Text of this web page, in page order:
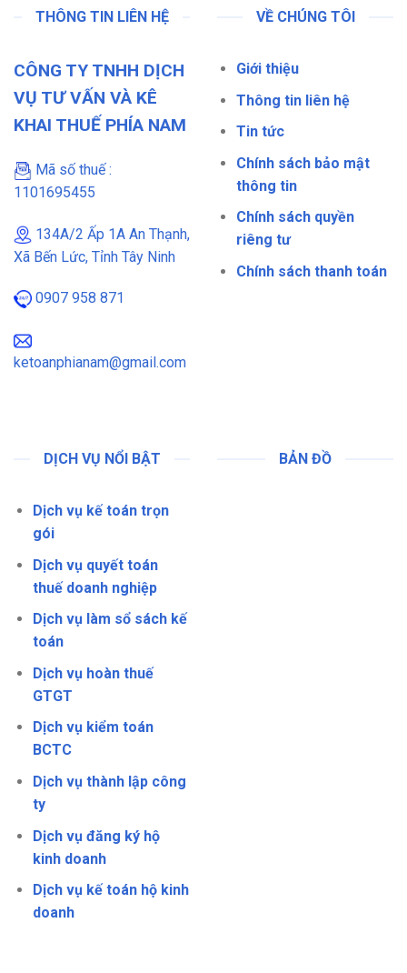
THÔNG TIN LIÊN HỆ
CÔNG TY TNHH DỊCH
VỤ TƯ VẤN VÀ KÊ
KHAI THUẾ PHÍA NAM
Mã số thuế :
1101695455
134A/2 Ấp 1A An Thạnh,
Xã Bến Lức, Tỉnh Tây Ninh
0907 958 871
ketoanphianam@gmail.com
VỀ CHÚNG TÔI
Giới thiệu
Thông tin liên hệ
Tin tức
Chính sách bảo mật
thông tin
Chính sách quyền
riêng tư
Chính sách thanh toán
DỊCH VỤ NỔI BẬT
Dịch vụ kế toán trọn
gói
Dịch vụ quyết toán
thuế doanh nghiệp
Dịch vụ làm sổ sách kế
toán
Dịch vụ hoàn thuế
GTGT
Dịch vụ kiểm toán
BCTC
Dịch vụ thành lập công
ty
Dịch vụ đăng ký hộ
kinh doanh
Dịch vụ kế toán hộ kinh
doanh
BẢN ĐỒ